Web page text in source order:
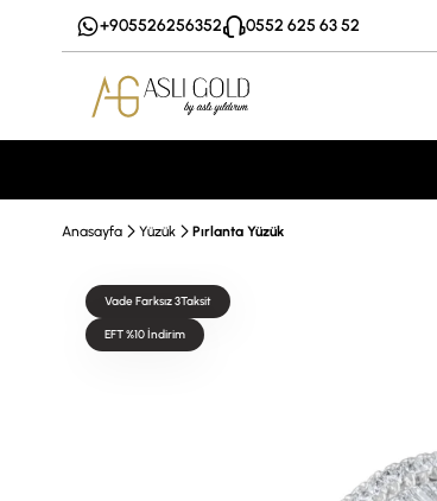
+905526256352 0552 625 63 52
Anasayfa Yüzük Pırlanta Yüzük
Vade Farksız 3Taksit
EFT %10 İndirim